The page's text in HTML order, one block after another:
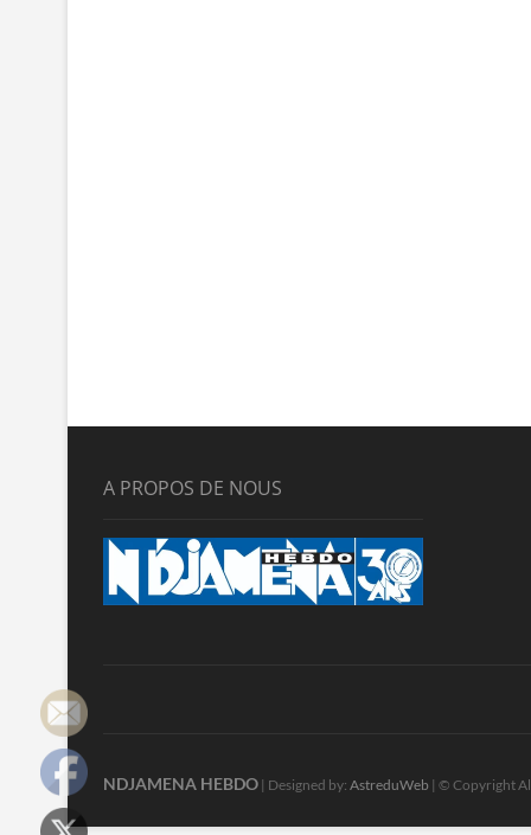
A PROPOS DE NOUS
NDJAMENA HEBDO | Designed by: AstreduWeb | © Copyright